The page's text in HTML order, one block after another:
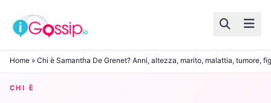
Skip to content
Home » Chi è Samantha De Grenet? Anni, altezza, marito, malattia, tumore,
CHI È